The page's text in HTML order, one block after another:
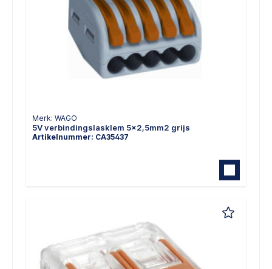
Merk: WAGO
5V verbindingslasklem 5x2,5mm2 grijs
Artikelnummer: CA35437